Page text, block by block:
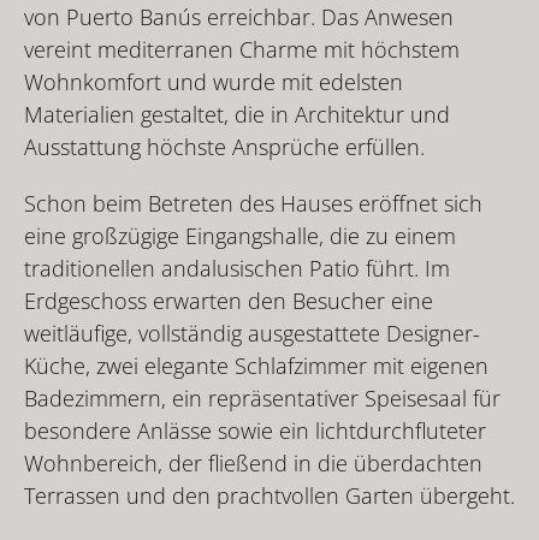
von Puerto Banús erreichbar. Das Anwesen
vereint mediterranen Charme mit höchstem
Wohnkomfort und wurde mit edelsten
Materialien gestaltet, die in Architektur und
Ausstattung höchste Ansprüche erfüllen.
Schon beim Betreten des Hauses eröffnet sich
eine großzügige Eingangshalle, die zu einem
traditionellen andalusischen Patio führt. Im
Erdgeschoss erwarten den Besucher eine
weitläufige, vollständig ausgestattete Designer-
Küche, zwei elegante Schlafzimmer mit eigenen
Badezimmern, ein repräsentativer Speisesaal für
besondere Anlässe sowie ein lichtdurchfluteter
Wohnbereich, der fließend in die überdachten
Terrassen und den prachtvollen Garten übergeht.